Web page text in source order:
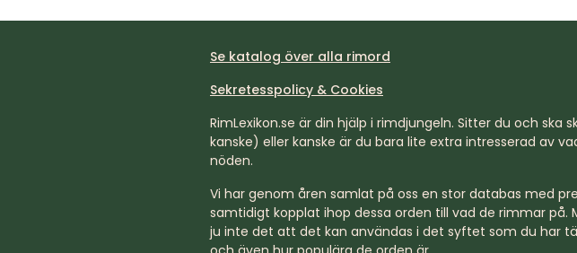
Se katalog över alla rimord
Sekretesspolicy & Cookies
RimLexikon.se är din hjälp i rimdjungeln. Sitter du och
kanske) eller kanske är du bara lite extra intresserad av
nöden.
Vi har genom åren samlat på oss en stor databas med
samtidigt kopplat ihop dessa orden till vad de rimmar
ju inte det att det kan användas i det syftet som du har